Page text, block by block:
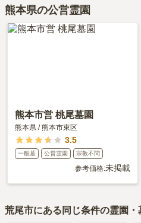
熊本県の公営霊園
熊本市営 桃尾墓園
熊本県 /熊本市東区
3.5
一般墓 公営霊園 宗教不問
参考価格:未掲載
荒尾市にある同じ条件の霊園・